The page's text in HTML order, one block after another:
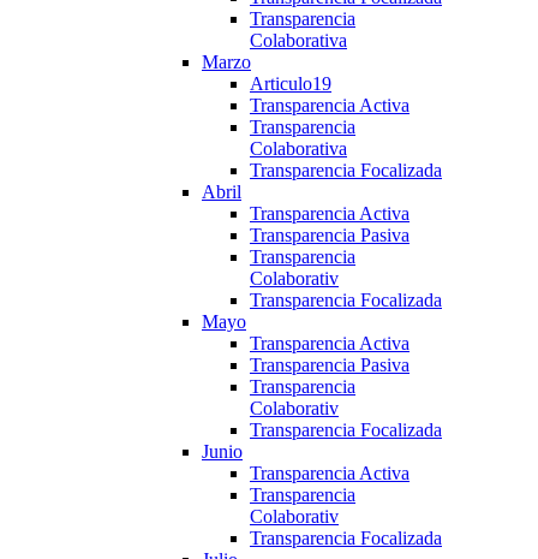
Transparencia
Colaborativa
Marzo
Articulo19
Transparencia Activa
Transparencia
Colaborativa
Transparencia Focalizada
Abril
Transparencia Activa
Transparencia Pasiva
Transparencia
Colaborativ
Transparencia Focalizada
Mayo
Transparencia Activa
Transparencia Pasiva
Transparencia
Colaborativ
Transparencia Focalizada
Junio
Transparencia Activa
Transparencia
Colaborativ
Transparencia Focalizada